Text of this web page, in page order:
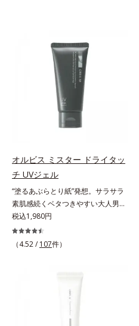
レ・テカリをブロック。素肌にピタ
ッと密着する設計で、くずれにくい
サラサラ肌をキープします。さらに
くすみ補正パウダー(*3)配合で、皮
脂や汗に濡れてもくすみにくく。2
種のパウダー(*4)がベールをまとう
ように肌のノイズをふわっとカバー
し、厚塗り感を軽減。粉っぽさを感
す。SPF30・PA+++で日中の紫外線
もしっかりカットします。※外観色
や肌に塗布した直後の色が濃く見え
ますが、肌になじんだ後の色みは他
のファンデーションと同等です。*1
炭酸Ca配合＝化粧持ち向上粉体*2
（HDI/トリメチロールヘキシルラク
トン）クロスポリマー、メタクリル
ゴパイト*4 密着カバーパウダー
EX（アルミナ、ヒアルロン酸
Na）、密着エアリーパウダー
EX（ポリアスパラギン酸Na、マイ
オルビス ミスター ドライタッ
チ UVジェル
“塗るあぶらとり紙”発想。サラサラ
素肌感続くベタつきやすい大人男性
肌のための日焼け止めジェル。メン
ズブランド「オルビス ミスター」
の日焼け止めです。SPF50+・
ジングは不要。通勤にも長時間のレ
ジャーにも、毎日手軽にお使いいた
だけます。高いUVカット力を持つ
アイテムは本来多くのオイルが必要
税込1,980円
（4.52 / 107件）